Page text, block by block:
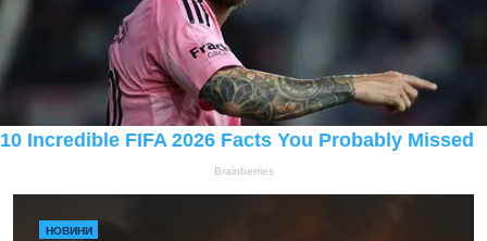
НОВИНИ